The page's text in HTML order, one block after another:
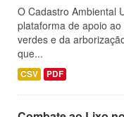
O Cadastro Ambiental
plataforma de apoio
verdes e da
que...
CSV PDF